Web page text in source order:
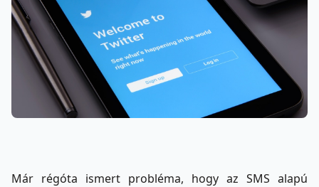
Már régóta ismert probléma, hogy az SMS alapú